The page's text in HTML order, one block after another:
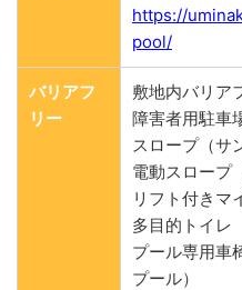
https://
pool/
バリアフ
リー
敷地内バリア
障害者用駐車
スロープ（サ
電動スロープ
リフト付きマ
多目的トイレ
プール専用車
プール）